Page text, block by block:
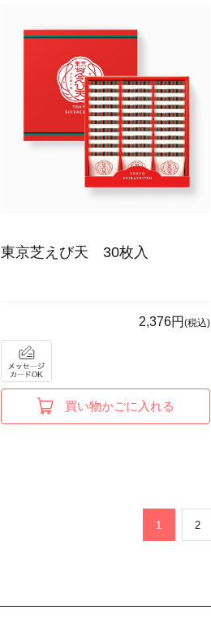
東京芝えび天 30枚入
2,376円 (税込)
買い物かごに入れる
1 2